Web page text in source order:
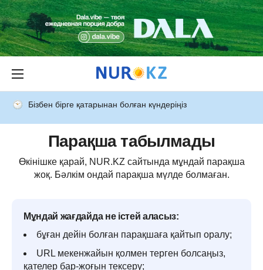
Бізбен бірге қатарынан болған күндеріңіз
Парақша табылмады
Өкінішке қарай, NUR.KZ сайтында мұндай парақша
жоқ. Бәлкім ондай парақша мүлде болмаған.
Мұндай жағдайда не істей аласыз:
бұған дейін болған парақшаға қайтып оралу;
URL мекенжайын қолмен терген болсаңыз,
қателер бар-жоғын тексеру;